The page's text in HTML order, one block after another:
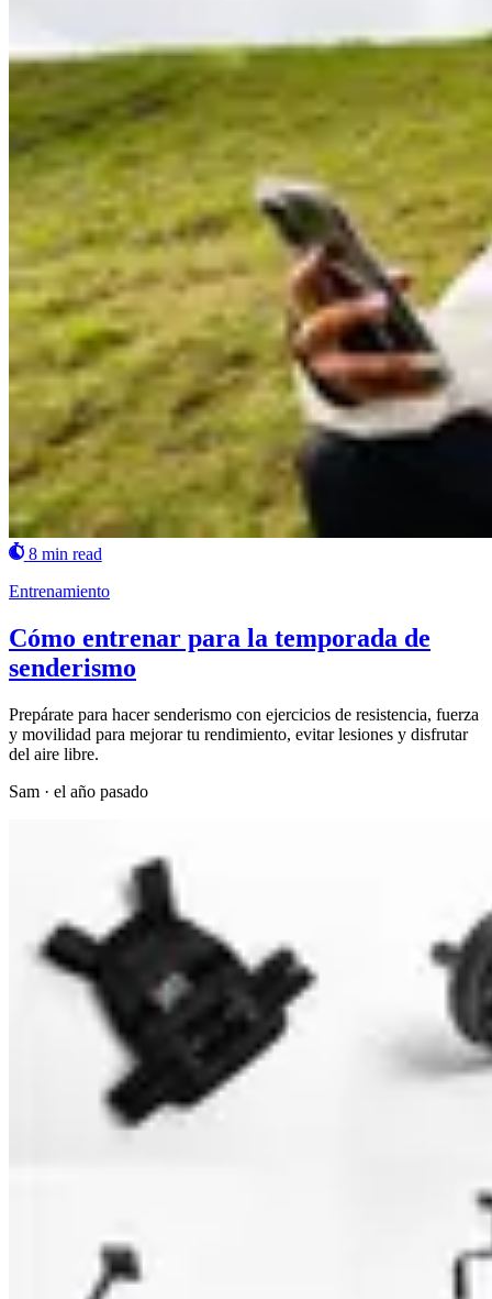
8 min read
Entrenamiento
Cómo entrenar para la temporada de
senderismo
Prepárate para hacer senderismo con ejercicios de resistencia, fuerza
y movilidad para mejorar tu rendimiento, evitar lesiones y disfrutar
del aire libre.
Sam · el año pasado